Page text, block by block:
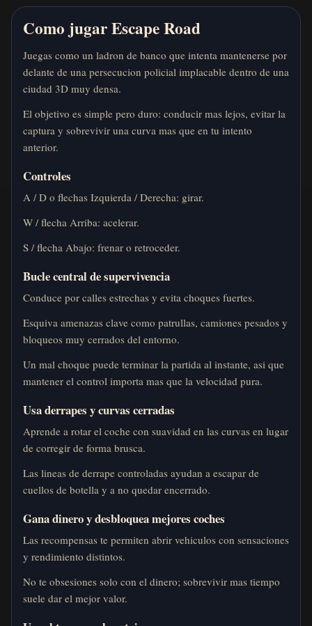
Como jugar Escape Road
Juegas como un ladron de banco que intenta mantenerse por
delante de una persecucion policial implacable dentro de una
ciudad 3D muy densa.
El objetivo es simple pero duro: conducir mas lejos, evitar la
captura y sobrevivir una curva mas que en tu intento
anterior.
Controles
A / D o flechas Izquierda / Derecha: girar.
W / flecha Arriba: acelerar.
S / flecha Abajo: frenar o retroceder.
Bucle central de supervivencia
Conduce por calles estrechas y evita choques fuertes.
Esquiva amenazas clave como patrullas, camiones pesados y
bloqueos muy cerrados del entorno.
Un mal choque puede terminar la partida al instante, asi que
mantener el control importa mas que la velocidad pura.
Usa derrapes y curvas cerradas
Aprende a rotar el coche con suavidad en las curvas en lugar
de corregir de forma brusca.
Las lineas de derrape controladas ayudan a escapar de
cuellos de botella y a no quedar encerrado.
Gana dinero y desbloquea mejores coches
Las recompensas te permiten abrir vehiculos con sensaciones
y rendimiento distintos.
No te obsesiones solo con el dinero; sobrevivir mas tiempo
suele dar el mejor valor.